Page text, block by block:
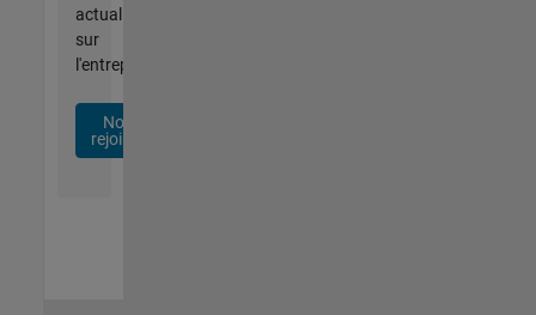
actualités
sur
l'entreprise.
Nous
rejoindre